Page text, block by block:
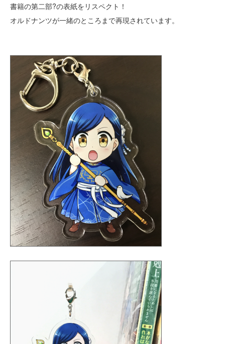
書籍の第二部?の表紙をリスペクト！
オルドナンツが一緒のところまで再現されています。